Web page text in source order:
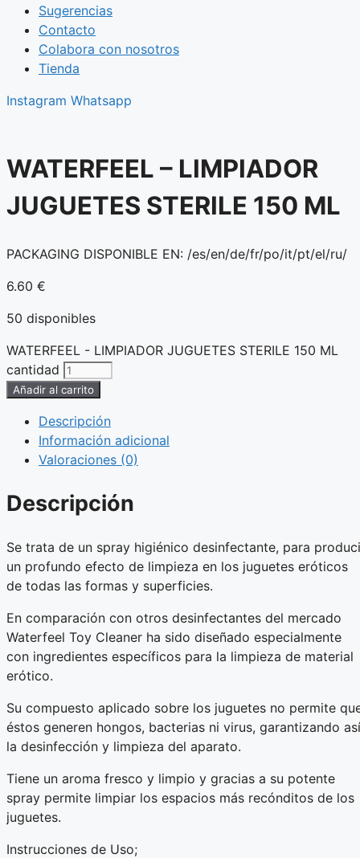
Sugerencias
Contacto
Colabora con nosotros
Tienda
Instagram Whatsapp
WATERFEEL – LIMPIADOR
JUGUETES STERILE 150 ML
PACKAGING DISPONIBLE EN: /es/en/de/fr/po/it/pt/el/ru/
6.60 €
50 disponibles
WATERFEEL - LIMPIADOR JUGUETES STERILE 150 ML
cantidad
Añadir al carrito
Descripción
Información adicional
Valoraciones (0)
Descripción
Se trata de un spray higiénico desinfectante, para
un profundo efecto de limpieza en los juguetes eróticos
de todas las formas y superficies.
En comparación con otros desinfectantes del mercado
Waterfeel Toy Cleaner ha sido diseñado especialmente
con ingredientes específicos para la limpieza de material
erótico.
Su compuesto aplicado sobre los juguetes no permite
éstos generen hongos, bacterias ni virus, garantizando así
la desinfección y limpieza del aparato.
Tiene un aroma fresco y limpio y gracias a su potente
spray permite limpiar los espacios más recónditos de los
juguetes.
Instrucciones de Uso;